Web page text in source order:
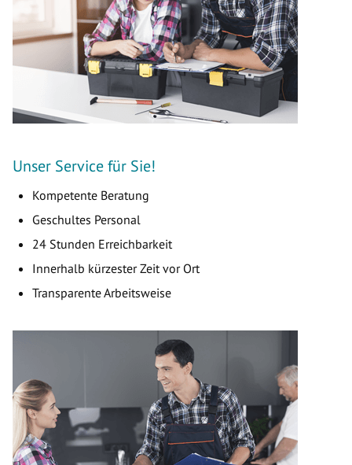
Unser Service für Sie!
Kompetente Beratung
Geschultes Personal
24 Stunden Erreichbarkeit
Innerhalb kürzester Zeit vor Ort
Transparente Arbeitsweise